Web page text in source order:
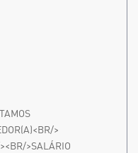
>
>SALÁRIO